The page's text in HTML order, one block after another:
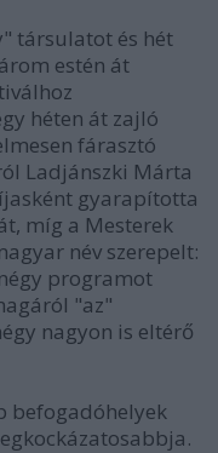
társulatot és hét
estén át
héten át zajló
fárasztó
Ladjánszki Márta
gyarapította
míg a Mesterek
név szerepelt:
programot
"az"
nagyon is eltérő
befogadóhelyek